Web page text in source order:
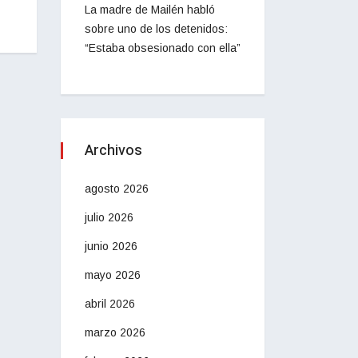
La madre de Mailén habló
sobre uno de los detenidos:
“Estaba obsesionado con ella”
Archivos
agosto 2026
julio 2026
junio 2026
mayo 2026
abril 2026
marzo 2026